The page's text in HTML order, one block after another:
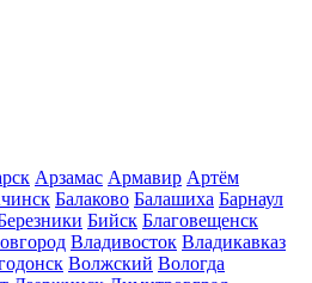
Арзамас Армавир Артём
Балаково Балашиха Барнаул
Бийск Благовещенск
Владивосток Владикавказ
Волжский Вологда